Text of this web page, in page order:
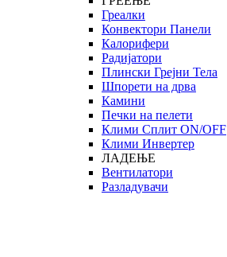
Греалки
Конвектори Панели
Калорифери
Радијатори
Плински Грејни Тела
Шпорети на дрва
Камини
Печки на пелети
Клими Сплит ON/OFF
Клими Инвертер
ЛАДЕЊЕ
Вентилатори
Разладувачи